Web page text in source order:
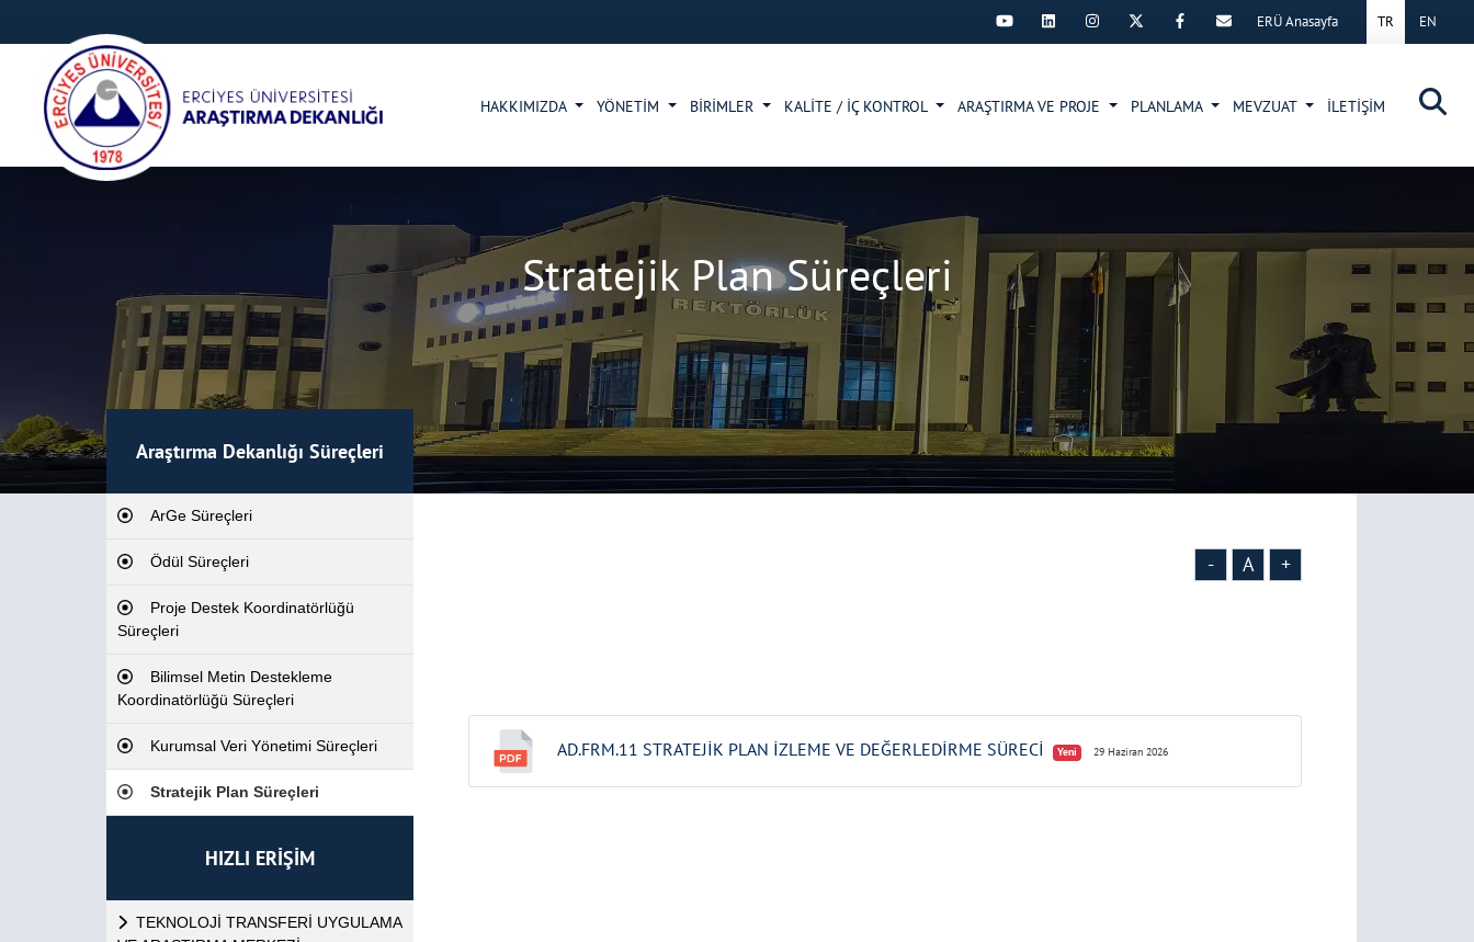
×
TR EN
ERÜ Anasayfa
HAKKIMIZDA YÖNETİM BİRİMLER KALİTE / İÇ KONTROL ARAŞTIRMA VE PROJE PLANLAMA MEVZUAT İLETİŞİM
Stratejik Plan Süreçleri
Araştırma Dekanlığı Süreçleri
ArGe Süreçleri
Ödül Süreçleri
Proje Destek Koordinatörlüğü
Süreçleri
Bilimsel Metin Destekleme
Koordinatörlüğü Süreçleri
Kurumsal Veri Yönetimi Süreçleri
Stratejik Plan Süreçleri
HIZLI ERİŞİM
TEKNOLOJİ TRANSFERİ UYGULAMA
- A +
AD.FRM.11 STRATEJİK PLAN İZLEME VE DEĞERLEDİRME SÜRECİ Yeni 29 Haziran 2026